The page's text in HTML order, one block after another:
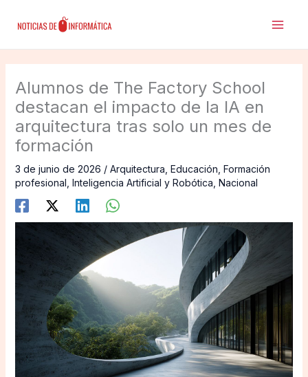
Alumnos de The Factory School
destacan el impacto de la IA en
arquitectura tras solo un mes de
formación
3 de junio de 2026 / Arquitectura Educación Formación
profesional Inteligencia Artificial y Robótica Nacional